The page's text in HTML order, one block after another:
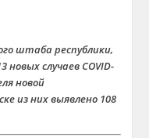
штаба республики,
новых случаев COVID-
новой
из них выявлено 108